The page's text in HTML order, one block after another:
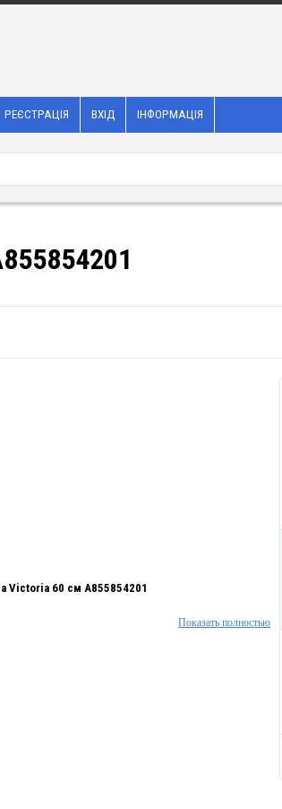
РЕЄСТРАЦІЯ ВХІД ІНФОРМАЦІЯ
Victoria 60 см A855854201
Показать полностью